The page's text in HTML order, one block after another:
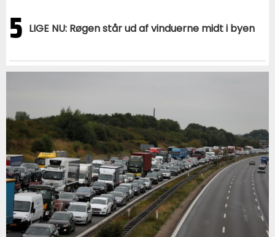
5 LIGE NU: Røgen står ud af vinduerne midt i byen